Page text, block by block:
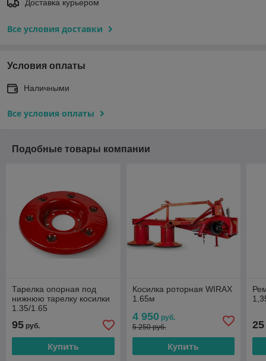
Доставка курьером
Все условия доставки
Условия оплаты
Наличными
Все условия оплаты
Подобные товары компании
Тарелка опорная под
нижнюю тарелку косилки
1.35/1.65
95 руб.
Купить
Косилка роторная WIRAX
1.65м
4 950руб.
5 250 руб.
Купить
25